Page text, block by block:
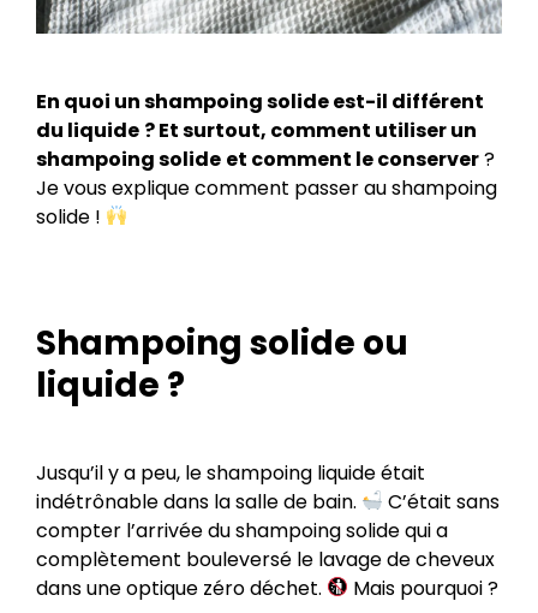
En quoi un shampoing solide est-il différent
du liquide ? Et surtout, comment utiliser un
shampoing solide et comment le conserver?
Je vous explique comment passer au shampoing
solide !
Shampoing solide ou
liquide ?
Jusqu’il y a peu, le shampoing liquide était
indétrônable dans la salle de bain.
C’était sans
compter l’arrivée du shampoing solide qui a
complètement bouleversé le lavage de cheveux
dans une optique zéro déchet.
Mais pourquoi ?